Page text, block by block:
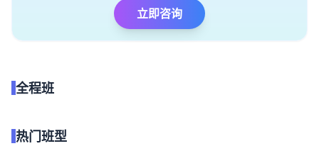
立即咨询
全程班
热门班型